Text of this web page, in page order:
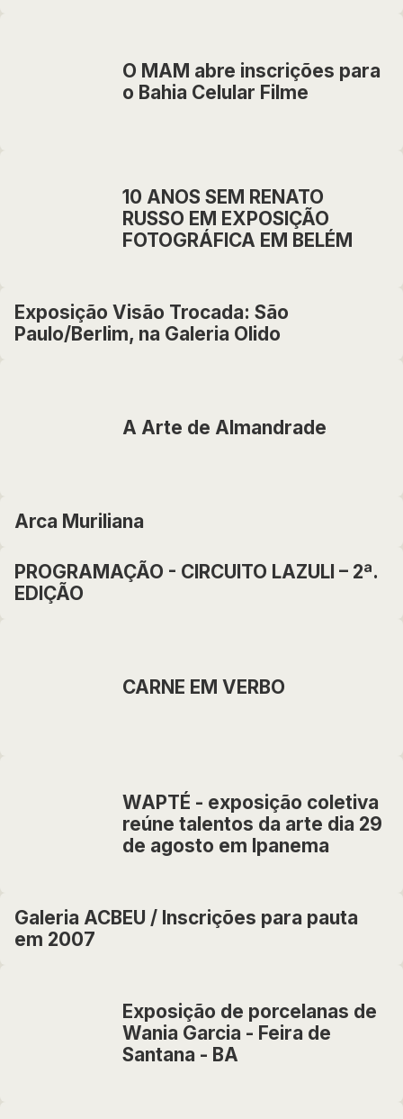
O MAM abre inscrições para
o Bahia Celular Filme
10 ANOS SEM RENATO
RUSSO EM EXPOSIÇÃO
FOTOGRÁFICA EM BELÉM
Exposição Visão Trocada: São
Paulo/Berlim, na Galeria Olido
A Arte de Almandrade
Arca Muriliana
PROGRAMAÇÃO - CIRCUITO LAZULI – 2ª.
EDIÇÃO
CARNE EM VERBO
WAPTÉ - exposição coletiva
reúne talentos da arte dia 29
de agosto em Ipanema
Galeria ACBEU / Inscrições para pauta
em 2007
Exposição de porcelanas de
Wania Garcia - Feira de
Santana - BA